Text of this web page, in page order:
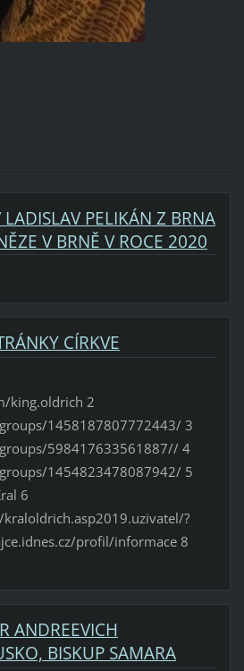
PELIKÁN Z BRNA
V BRNĚ V ROCE 2020
CÍRKVE
king.oldrich 2
1458187807772443/ 3
598417633561887// 4
1454823478087942/ 5
6
?
profil/informace 8
ANDREEVICH
BISKUP SAMARA